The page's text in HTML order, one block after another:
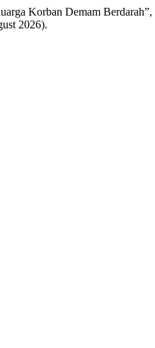
Korban Demam Berdarah”,
2026).